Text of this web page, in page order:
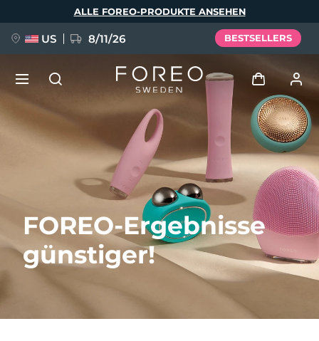
FOREO-Ergebnisse
günstiger!
ALLE FOREO-PRODUKTE ANSEHEN
US 8/11/26 BESTSELLERS
Anmelden
Benutzerkonto
Meine Geräte
Meine Bestellungen
Meine Adressen
Meine Abonnements
NEU
FAQ™ Pure Beauty-Tech Elixir
BREAKING NEWS
Sprache
Deutsch
Español
Français
Italiano
Português
Polski
Svenska
Русский
Türkçe
简体中文 繁體中文
Versandland